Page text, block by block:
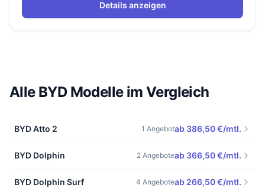
Details anzeigen
Alle BYD Modelle im Vergleich
BYD Atto 2 1 Angebotab 386,50 €/mtl.
BYD Dolphin 2 Angeboteab 366,50 €/mtl.
BYD Dolphin Surf 4 Angeboteab 266,50 €/mtl.